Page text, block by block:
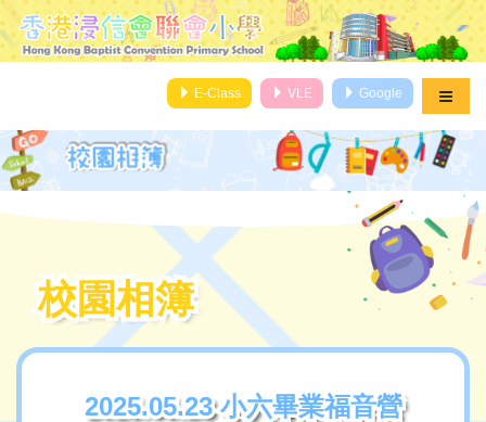
E-Class VLE Google
校園相簿
校園相簿
2025.05.23 小六畢業福音營
2025.05.23 小六畢業福音營